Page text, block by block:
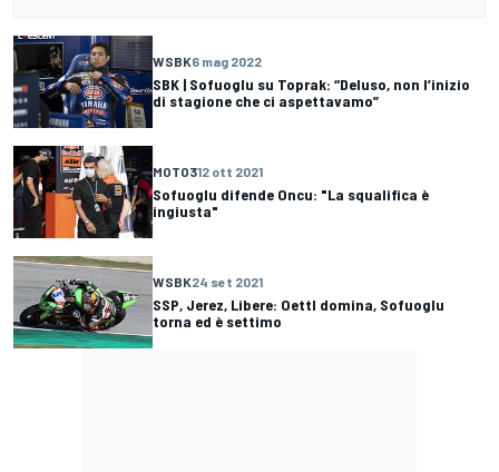
WSBK6 mag 2022
SBK | Sofuoglu su Toprak: “Deluso, non l’inizio
di stagione che ci aspettavamo”
MOTO312 ott 2021
Sofuoglu difende Oncu: "La squalifica è
ingiusta"
WSBK24 set 2021
SSP, Jerez, Libere: Oettl domina, Sofuoglu
torna ed è settimo